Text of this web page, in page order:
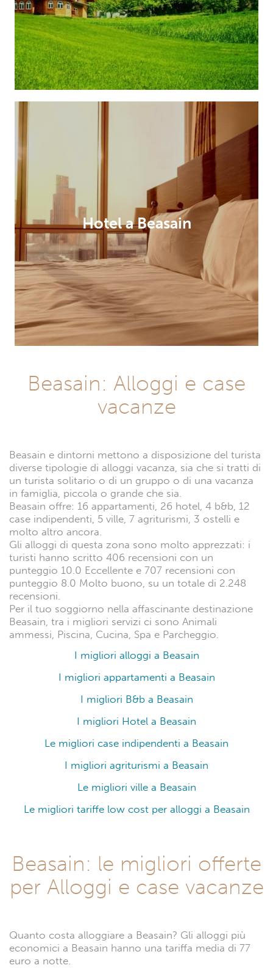
Hotel a Beasain
Beasain: Alloggi e case
vacanze
Beasain e dintorni mettono a disposizione del turista
diverse tipologie di alloggi vacanza, sia che si tratti di
un turista solitario o di un gruppo o di una vacanza
in famiglia, piccola o grande che sia.
Beasain offre: 16 appartamenti, 26 hotel, 4 b&b, 12
case indipendenti, 5 ville, 7 agriturismi, 3 ostelli e
molto altro ancora.
Gli alloggi di questa zona sono molto apprezzati: i
turisti hanno scritto 406 recensioni con un
punteggio 10.0 Eccellente e 707 recensioni con
punteggio 8.0 Molto buono, su un totale di 2.248
recensioni.
Per il tuo soggiorno nella affascinante destinazione
Beasain, tra i migliori servizi ci sono Animali
ammessi, Piscina, Cucina, Spa e Parcheggio.
I migliori alloggi a Beasain
I migliori appartamenti a Beasain
I migliori B&b a Beasain
I migliori Hotel a Beasain
Le migliori case indipendenti a Beasain
I migliori agriturismi a Beasain
Le migliori ville a Beasain
Le migliori tariffe low cost per alloggi a Beasain
Beasain: le migliori offerte
per Alloggi e case vacanze
Quanto costa alloggiare a Beasain? Gli alloggi più
economici a Beasain hanno una tariffa media di 77
euro a notte.